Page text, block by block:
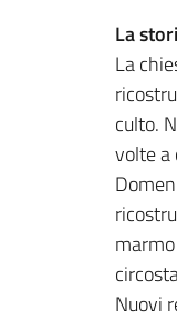
La
La
culto.
volte a
Nuovi